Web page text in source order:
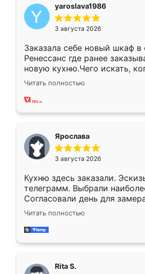
yaroslava1986
3 августа 2026
Заказала себе новый шкаф в
Ренессанс где ранее
новую кухню.Чего искать,
вполне довольна. Служит
два года, нареканий нет.
Читать полностью
Ярослава
3 августа 2026
Кухню здесь заказали.
телеграмм. Выбрали
Согласовали день для
недели кухня была уже
довольны работой. Спасибо
мебель за качественную
Читать полностью
Rita S.